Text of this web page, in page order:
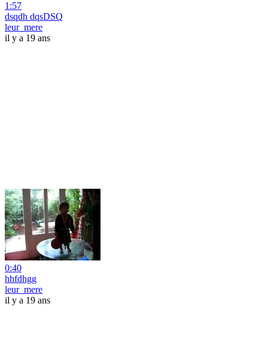
1:57
dsqdh dqsDSQ
leur_mere
il y a 19 ans
0:40
hhfdhgg
leur_mere
il y a 19 ans